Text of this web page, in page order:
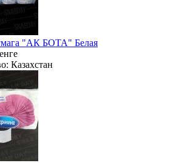
"АК БОТА" Белая
Казахстан